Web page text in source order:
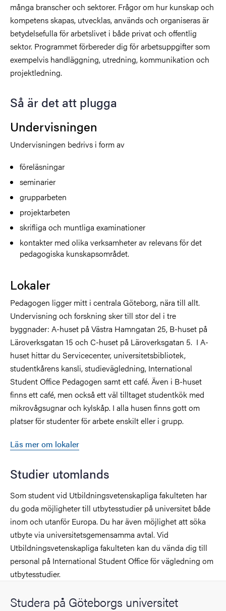
många branscher och sektorer. Frågor om hur kunskap och
kompetens skapas, utvecklas, används och organiseras är
betydelsefulla för arbetslivet i både privat och offentlig
sektor. Programmet förbereder dig för arbetsuppgifter som
exempelvis handläggning, utredning, kommunikation och
projektledning.
Så är det att plugga
Undervisningen
Undervisningen bedrivs i form av
föreläsningar
seminarier
grupparbeten
projektarbeten
skrifliga och muntliga examinationer
kontakter med olika verksamheter av relevans för det
pedagogiska kunskapsområdet.
Lokaler
Pedagogen ligger mitt i centrala Göteborg, nära till allt.
Undervisning och forskning sker till stor del i tre
byggnader: A-huset på Västra Hamngatan 25, B-huset på
Läroverksgatan 15 och C-huset på Läroverksgatan 5. I A-
huset hittar du Servicecenter, universitetsbibliotek,
studentkårens kansli, studievägledning, International
Student Office Pedagogen samt ett café. Även i B-huset
finns ett café, men också ett väl tilltaget studentkök med
mikrovågsugnar och kylskåp. I alla husen finns gott om
platser för studenter för arbete enskilt eller i grupp.
Läs mer om lokaler
Studier utomlands
Som student vid Utbildningsvetenskapliga fakulteten har
du goda möjligheter till utbytesstudier på universitet både
inom och utanför Europa. Du har även möjlighet att söka
utbyte via universitetsgemensamma avtal. Vid
Utbildningsvetenskapliga fakulteten kan du vända dig till
personal på International Student Office för vägledning om
utbytesstudier.
Studera på Göteborgs universitet